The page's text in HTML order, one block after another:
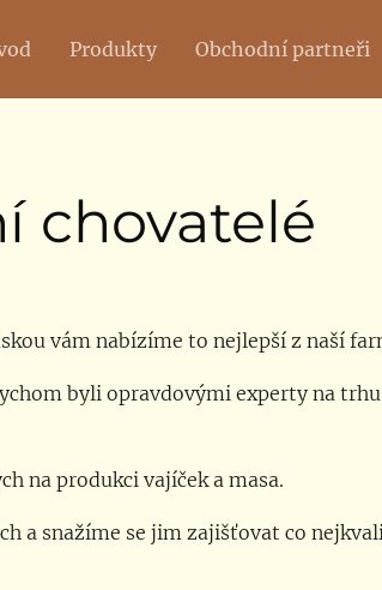
Produkty Obchodní partneři
chovatelé
vám nabízíme to nejlepší z naší
byli opravdovými experty na
na produkci vajíček a masa.
a snažíme se jim zajišťovat co